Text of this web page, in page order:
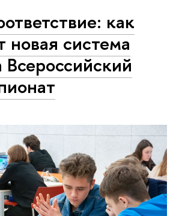
как
новая система
Всероссийский